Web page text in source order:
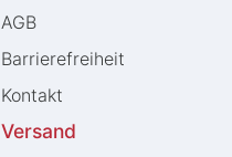
AGB
Barrierefreiheit
Kontakt
Versand